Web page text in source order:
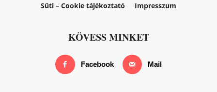
Süti – Cookie tájékoztató
Impresszum
KÖVESS MINKET
Facebook Mail